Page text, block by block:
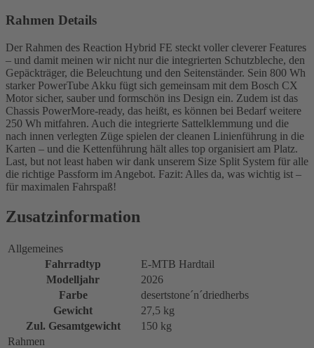
Rahmen Details
Der Rahmen des Reaction Hybrid FE steckt voller cleverer Features
– und damit meinen wir nicht nur die integrierten Schutzbleche, den
Gepäckträger, die Beleuchtung und den Seitenständer. Sein 800 Wh
starker PowerTube Akku fügt sich gemeinsam mit dem Bosch CX
Motor sicher, sauber und formschön ins Design ein. Zudem ist das
Chassis PowerMore-ready, das heißt, es können bei Bedarf weitere
250 Wh mitfahren. Auch die integrierte Sattelklemmung und die
nach innen verlegten Züge spielen der cleanen Linienführung in die
Karten – und die Kettenführung hält alles top organisiert am Platz.
Last, but not least haben wir dank unserem Size Split System für alle
die richtige Passform im Angebot. Fazit: Alles da, was wichtig ist –
für maximalen Fahrspaß!
Zusatzinformation
Allgemeines
Fahrradtyp
E-MTB Hardtail
Modelljahr
2026
Farbe
desertstone´n´driedherbs
Gewicht
27,5 kg
Zul. Gesamtgewicht
150 kg
Rahmen